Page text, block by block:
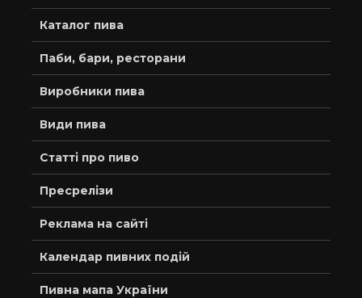
Каталог пива
Паби, бари, ресторани
Виробники пива
Види пива
Статті про пиво
Пресрелізи
Реклама на сайті
Календар пивних подій
Пивна мапа України